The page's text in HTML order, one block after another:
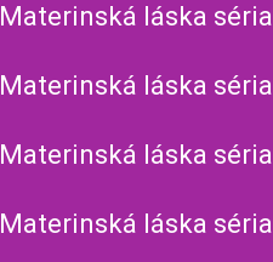
Materinská láska
Materinská láska
Materinská láska
Materinská láska